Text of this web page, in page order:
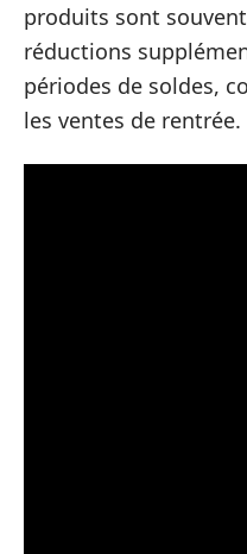
produits sont
réductions
périodes de soldes,
les ventes de rentrée.